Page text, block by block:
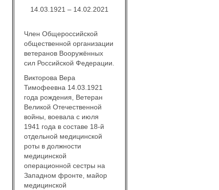
14.03.1921 – 14.02.2021
Член Общероссийской
общественной организации
ветеранов Вооружённых
сил Российской Федерации.
Викторова Вера
Тимофеевна 14.03.1921
года рождения, Ветеран
Великой Отечественной
войны, воевала с июля
1941 года в составе 18-й
отдельной медицинской
роты в должности
медицинской
операционной сестры на
Западном фронте, майор
медицинской